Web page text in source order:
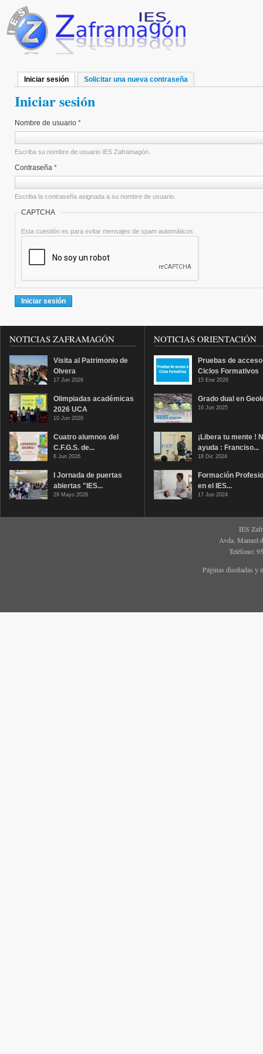
Pasar al contenido principal
Solapas principales
Iniciar sesión (solapa activa)
Solicitar una nueva contraseña
Iniciar sesión
Nombre de usuario *
Escriba su nombre de usuario IES Zaframagón.
Contraseña *
Escriba la contraseña asignada a su nombre de usuario.
CAPTCHA
Esta cuestión es para evitar mensajes de spam automáticos.
NOTICIAS ZAFRAMAGÓN
Visita al Patrimonio de
Olvera
17 Jun 2026
Olimpiadas académicas
2026 UCA
10 Jun 2026
Cuatro alumnos del
C.F.G.S. de...
8 Jun 2026
I Jornada de puertas
abiertas "IES...
29 Mayo 2026
NOTICIAS ORIENTACIÓN
Pruebas de
Ciclos Formativos
15 Ene 2026
Grado dual en
16 Jun 2025
¡Libera tu mente !
ayuda : Franciso...
18 Dic 2024
Formación
en el IES...
17 Jun 2024
IES
Avda. Manuel
Teléfono:
Páginas diseñadas y